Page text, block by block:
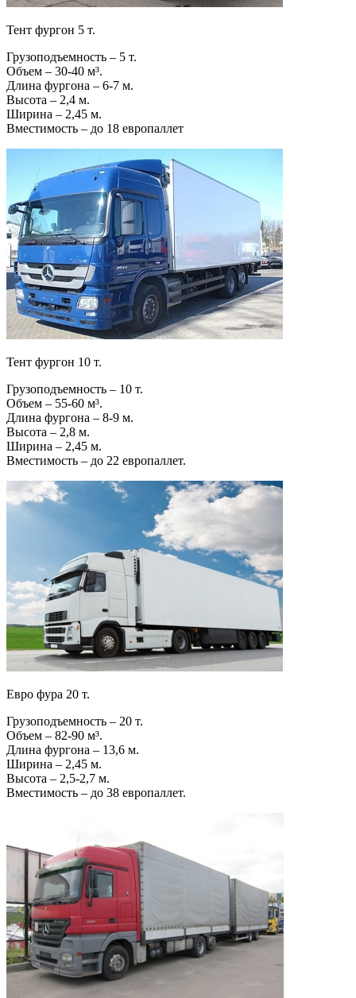
Тент фургон 5 т.
Грузоподъемность – 5 т.
Объем – 30-40 м³.
Длина фургона – 6-7 м.
Высота – 2,4 м.
Ширина – 2,45 м.
Вместимость – до 18 европаллет
Тент фургон 10 т.
Грузоподъемность – 10 т.
Объем – 55-60 м³.
Длина фургона – 8-9 м.
Высота – 2,8 м.
Ширина – 2,45 м.
Вместимость – до 22 европаллет.
Евро фура 20 т.
Грузоподъемность – 20 т.
Объем – 82-90 м³.
Длина фургона – 13,6 м.
Ширина – 2,45 м.
Высота – 2,5-2,7 м.
Вместимость – до 38 европаллет.